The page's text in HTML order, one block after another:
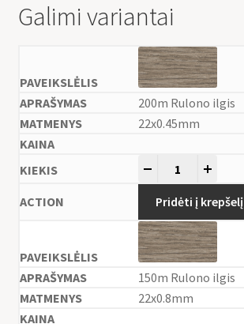
Galimi variantai
200m Rulono ilgis
22x0.45mm
Pridėti į krepšelį
150m Rulono ilgis
22x0.8mm